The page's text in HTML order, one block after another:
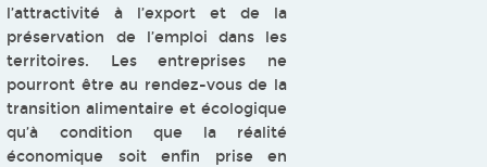
l’attractivité à l’export et de la
préservation de l’emploi dans les
territoires. Les entreprises ne
pourront être au rendez-vous de la
transition alimentaire et écologique
qu’à condition que la réalité
économique soit enfin prise en